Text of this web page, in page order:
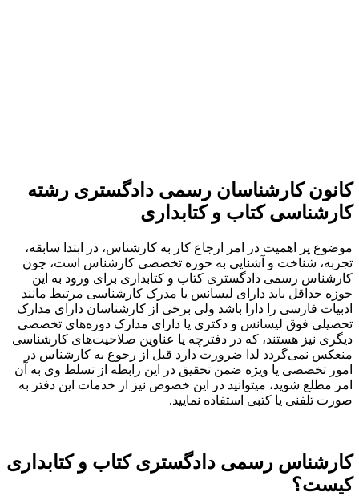
کانون کارشناسان رسمی دادگستری رشته
کارشناسی کتاب و کتابداری
موضوع پر اهمیت در امر ارجاع کار به کارشناس، در ابتدا سابقه،
تجربه، شناخت و آشنایی به حوزه تخصصی کارشناس است، چون
کارشناس رسمی دادگستری کتاب و کتابداری برای ورود به این
حوزه حداقل باید دارای لیسانس یا مدرک کارشناسی مرتبط مانند
ادبیات فارسی را دارا باشد ولی برخی از کارشناسان دارای مدارک
تحصیلی فوق لیسانس و دکتری یا دارای مدارک دوره‌های تخصصی
دیگری نیز هستند، که در دفترچه یا عناوین صلاحیت‌های کارشناسی
منعکس نمی‌گردد لذا ضرورت دارد قبل از رجوع به کارشناس در
امور تخصصی یا ویژه ضمن تحقیق در این رابطه از تسلط وی به آن
امر مطلع شوید، میتوانید در این خصوص نیز از خدمات این دفتر به
صورت تلفنی یا کتبی استفاده نمایید.
کارشناس رسمی دادگستری کتاب و کتابداری
کیست؟